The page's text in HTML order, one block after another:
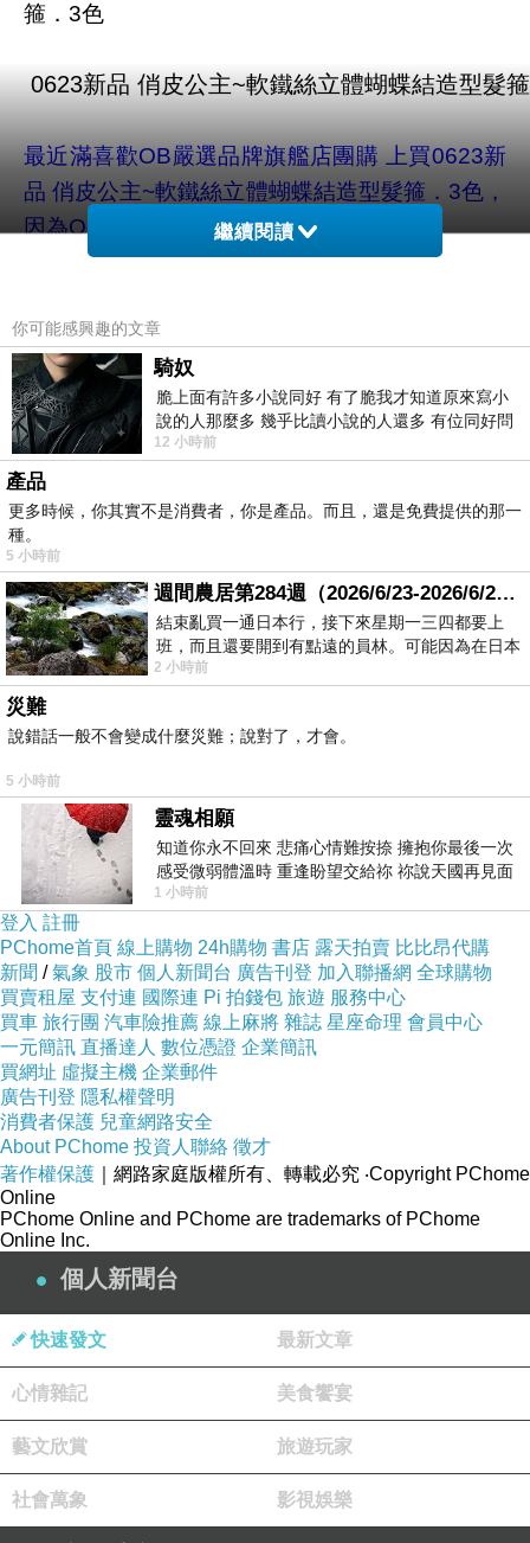
箍．3色
最近滿喜歡OB嚴選品牌旗艦店團購 上買0623新
品 俏皮公主~軟鐵絲立體蝴蝶結造型髮箍．3色 ，
因為OB嚴選品牌旗艦店 品牌介紹
任何身型都能流行，在材質上挑剔、在版型上計
較、在做工上嚴苛，以觸手可及的平實價格，做
到流行的設計與精品的質感。創造出網購平價時
尚，讓消費者享受輕鬆的購物樂趣!!
商品介紹
OB嚴選提供最時尚魅力的穿搭流行趨勢，讓每位
女孩輕鬆玩時尚！！讓你輕鬆駕馭時尚、操縱流
行、玩弄搭配，享受愉悅無拘束的 Shopping
Time 就在OB嚴選.，上OB嚴選品牌旗艦店團購
網站，就可以看到OB嚴選品牌旗艦店,ob嚴選品
門市 , ob嚴選 評價 , momo , ob購物網 , ob嚴選
上衣 , ob嚴選品牌旗艦店門市,團購,團購網站,團
購美食,美食團購,美食餐廳,即買即用,餐券,優惠
券,優惠,好康,折扣,台灣旅遊,SPA,線上購物都是
有折價喔！> <
最後選擇在這購買0623新品 俏皮公主~軟鐵絲立
體蝴蝶結造型髮箍．3色 的原因,是因為比較有保
障,也不會遇到詐騙集團,所以才選擇在這購入
更多資料、資訊參考分享↓↓↓
繼續閱讀
你可能感興趣的文章
騎奴
脆上面有許多小說同好 有了脆我才知道原來寫小
說的人那麼多 幾乎比讀小說的人還多 有位同好問
了一個問題 她說為什麼高中文學獎的
12 小時前
產品
更多時候，你其實不是消費者，你是產品。而且，還是免費提供的那一
種。
5 小時前
週間農居第284週（2026/6/23-2026/6/24) 夏至 金黃稻浪洋溢豐收喜悅
結束亂買一通日本行，接下來星期一三四都要上
班，而且還要開到有點遠的員林。可能因為在日本
花不少錢，星期一出門上班時，心裡沒有一
2 小時前
災難
說錯話一般不會變成什麼災難；說對了，才會。
5 小時前
靈魂相願
知道你永不回來 悲痛心情難按捺 擁抱你最後一次
感受微弱體溫時 重逢盼望交給祢 祢說天國再見面
此刻忍淚說別離 他日靈魂再
1 小時前
登入 註冊
PChome首頁 線上購物 24h購物 書店 露天拍賣 比比昂代購
新聞 /氣象 股市 個人新聞台 廣告刊登 加入聯播網 全球購物
買賣租屋 支付連 國際連 Pi 拍錢包 旅遊 服務中心
買車 旅行團 汽車險推薦 線上麻將 雜誌 星座命理 會員中心
一元簡訊 直播達人 數位憑證 企業簡訊
買網址 虛擬主機 企業郵件
廣告刊登 隱私權聲明
消費者保護 兒童網路安全
About PChome 投資人聯絡 徵才
著作權保護 ｜網路家庭版權所有、轉載必究 ‧Copyright PChome
Online
PChome Online and PChome are trademarks of PChome
Online Inc.
個人新聞台
快速發文 最新文章
心情雜記 美食饗宴
藝文欣賞 旅遊玩家
社會萬象 影視娛樂